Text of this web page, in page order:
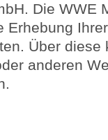
Die WWE
Erhebung
Über diese
anderen